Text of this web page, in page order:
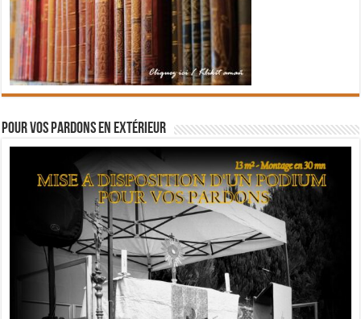
Pour vos pardons en extérieur